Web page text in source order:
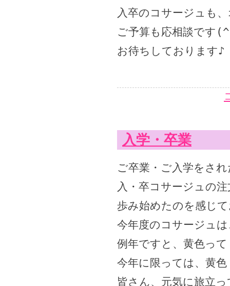
入卒のコサージュも
ご予算も応相談です
お待ちしております♪
入学・卒業
ご卒業・ご入学をさ
入・卒コサージュの
歩み始めたのを感じ
今年度のコサージュ
例年ですと、黄色っ
今年に限っては、黄色
皆さん、元気に旅立